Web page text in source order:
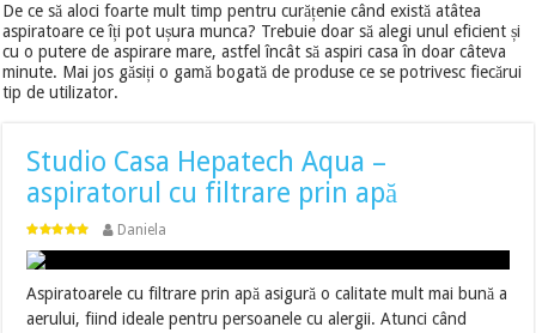
De ce să aloci foarte mult timp pentru curățenie când există atâtea
aspiratoare ce îți pot ușura munca? Trebuie doar să alegi unul eficient și
cu o putere de aspirare mare, astfel încât să aspiri casa în doar câteva
minute. Mai jos găsiți o gamă bogată de produse ce se potrivesc fiecărui
tip de utilizator.
Studio Casa Hepatech Aqua –
aspiratorul cu filtrare prin apă
Daniela
Aspiratoarele cu filtrare prin apă asigură o calitate mult mai bună a
aerului, fiind ideale pentru persoanele cu alergii. Atunci când